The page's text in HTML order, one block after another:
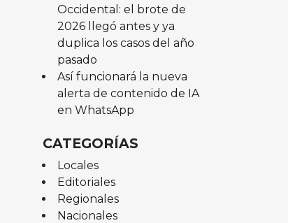
Occidental: el brote de
2026 llegó antes y ya
duplica los casos del año
pasado
Así funcionará la nueva
alerta de contenido de IA
en WhatsApp
CATEGORÍAS
Locales
Editoriales
Regionales
Nacionales